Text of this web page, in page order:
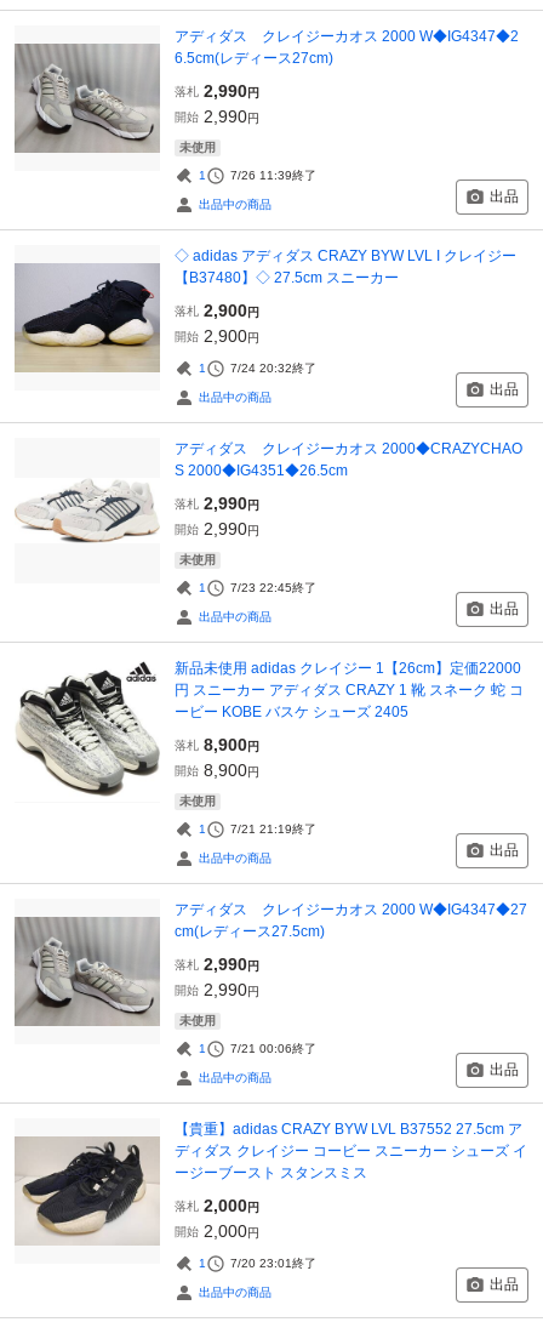
アディダス クレイジーカオス 2000 W◆IG4347◆2
6.5cm(レディース27cm)
落札 2,990円
開始 2,990円
未使用
1 7/26 11:39終了
出品中の商品 出品
◇ adidas アディダス CRAZY BYW LVL I クレイジー
【B37480】◇ 27.5cm スニーカー
落札 2,900円
開始 2,900円
1 7/24 20:32終了
出品中の商品 出品
アディダス クレイジーカオス 2000◆CRAZYCHAO
S 2000◆IG4351◆26.5cm
落札 2,990円
開始 2,990円
未使用
1 7/23 22:45終了
出品中の商品 出品
新品未使用 adidas クレイジー 1【26cm】定価22000
円 スニーカー アディダス CRAZY 1 靴 スネーク 蛇 コ
ービー KOBE バスケ シューズ 2405
落札 8,900円
開始 8,900円
未使用
1 7/21 21:19終了
出品中の商品 出品
アディダス クレイジーカオス 2000 W◆IG4347◆27
cm(レディース27.5cm)
落札 2,990円
開始 2,990円
未使用
1 7/21 00:06終了
出品中の商品 出品
【貴重】adidas CRAZY BYW LVL B37552 27.5cm ア
ディダス クレイジー コービー スニーカー シューズ イ
ージーブースト スタンスミス
落札 2,000円
開始 2,000円
1 7/20 23:01終了
出品中の商品 出品